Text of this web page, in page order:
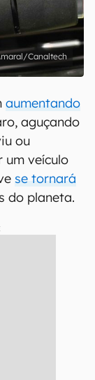
Canaltech
aumentando
aguçando
ou
um veículo
se tornará
do planeta.